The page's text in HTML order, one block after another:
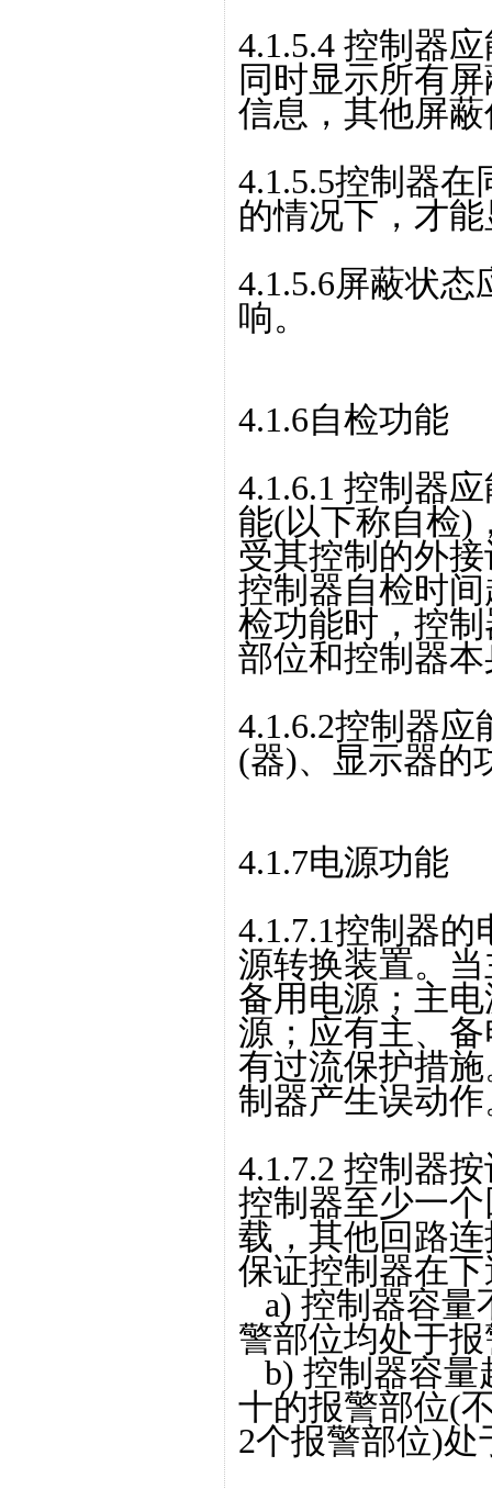
4.1.5.4 控制器
同时显示所有
信息，其他屏
4.1.5.5控制器
的情况下，才
4.1.5.6屏蔽状
响。
4.1.6自检功能
4.1.6.1 控制器
能(以下称自检)
受其控制的外
控制器自检时
检功能时，控
部位和控制器
4.1.6.2控制器
(器)、显示器的
4.1.7电源功能
4.1.7.1控制器
源转换装置。
备用电源；主
源；应有主、
有过流保护措
制器产生误动作
4.1.7.2 控制器
控制器至少一
载，其他回路
保证控制器在
a) 控制器容量
警部位均处于
b) 控制器容量
十的报警部位(
2个报警部位)处